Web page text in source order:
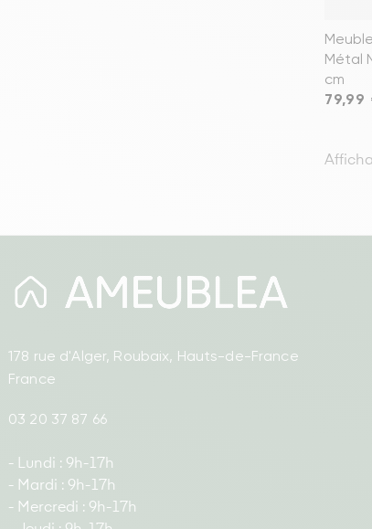
Métal
cm
Prix
79,99
178 rue d'Alger, Roubaix, Hauts-de-France
France
03 20 37 87 66
- Lundi : 9h-17h
- Mardi : 9h-17h
- Mercredi : 9h-17h